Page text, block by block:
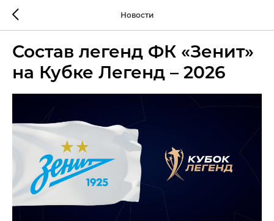
Новости
Состав легенд ФК «Зенит»
на Кубке Легенд – 2026